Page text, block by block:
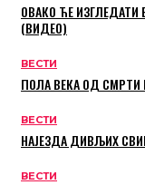
ОВАКО ЋЕ ИЗГЛЕДАТИ
(ВИДЕО)
ВЕСТИ
ПОЛА ВЕКА ОД
ВЕСТИ
НАЈЕЗДА ДИВЉИХ
ВЕСТИ